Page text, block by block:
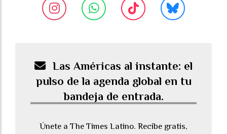
Las Américas al instante: el
pulso de la agenda global en tu
bandeja de entrada.
Únete a The Times Latino. Recibe gratis,